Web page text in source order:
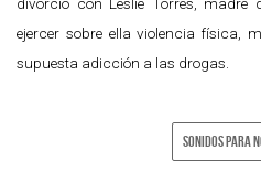
ejercer sobre ella violencia física,
supuesta adicción a las drogas.
SONIDOS PARA